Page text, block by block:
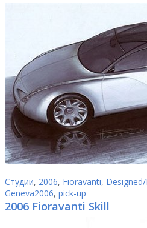
Студии, 2006, Fioravanti,
Geneva2006, pick-up
2006 Fioravanti Skill